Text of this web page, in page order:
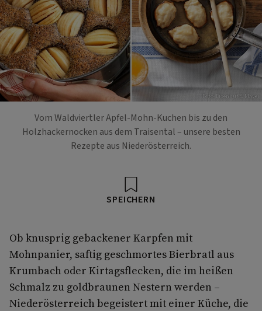
Foto: Eisenhut & Mayer
Vom Waldviertler Apfel-Mohn-Kuchen bis zu den
Holzhackernocken aus dem Traisental – unsere besten
Rezepte aus Niederösterreich.
SPEICHERN
Ob knusprig gebackener Karpfen mit
Mohnpanier, saftig geschmortes Bierbratl aus
Krumbach oder Kirtagsflecken, die im heißen
Schmalz zu goldbraunen Nestern werden –
Niederösterreich begeistert mit einer Küche, die